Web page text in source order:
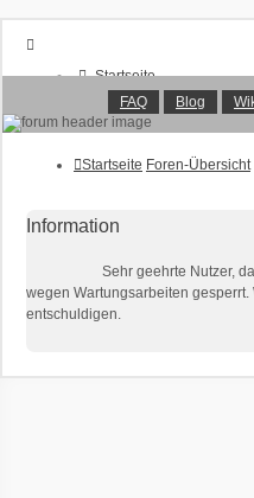
Startseite
Foren-Übersicht
FAQ
Suche
Aktive Themen
Das Team
FAQ Blog
Startseite Foren-Übersicht
Information
Sehr geehrte Nutzer,
wegen Wartungsarbeiten
entschuldigen.